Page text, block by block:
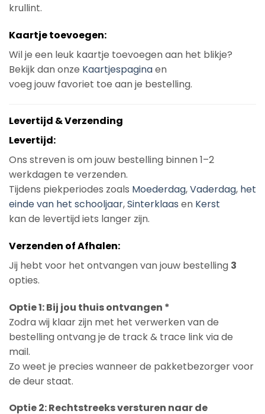
krullint.
Kaartje toevoegen:
Wil je een leuk kaartje toevoegen aan het blikje?
Bekijk dan onze Kaartjespaginaen
voeg jouw favoriet toe aan je bestelling.
Levertijd & Verzending
Levertijd:
Ons streven is om jouw bestelling binnen 1–2
werkdagen te verzenden.
Tijdens piekperiodes zoals Moederdag,Vaderdag, het
einde van het schooljaar,Sinterklaas en Kerst
kan de levertijd iets langer zijn.
Verzenden of Afhalen:
Jij hebt voor het ontvangen van jouw bestelling 3
opties.
Optie 1: Bij jou thuis ontvangen *
Zodra wij klaar zijn met het verwerken van de
bestelling ontvang je de track & trace link via de
mail.
Zo weet je precies wanneer de pakketbezorger voor
de deur staat.
Optie 2: Rechtstreeks versturen naar de